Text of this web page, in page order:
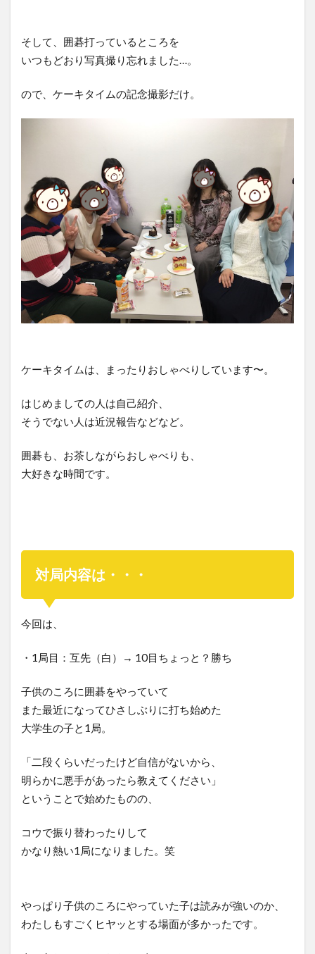
そして、囲碁打っているところを
いつもどおり写真撮り忘れました…。
ので、ケーキタイムの記念撮影だけ。
ケーキタイムは、まったりおしゃべりしています〜。
はじめましての人は自己紹介、
そうでない人は近況報告などなど。
囲碁も、お茶しながらおしゃべりも、
大好きな時間です。
対局内容は・・・
今回は、
・1局目：互先（白）→ 10目ちょっと？勝ち
子供のころに囲碁をやっていて
また最近になってひさしぶりに打ち始めた
大学生の子と1局。
「二段くらいだったけど自信がないから、
明らかに悪手があったら教えてください」
ということで始めたものの、
コウで振り替わったりして
かなり熱い1局になりました。笑
やっぱり子供のころにやっていた子は読みが強いのか、
わたしもすごくヒヤッとする場面が多かったです。